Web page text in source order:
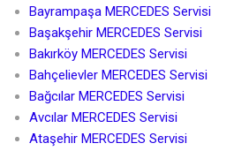
Bayrampaşa MERCEDES Servisi
Başakşehir MERCEDES Servisi
Bakırköy MERCEDES Servisi
Bahçelievler MERCEDES Servisi
Bağcılar MERCEDES Servisi
Avcılar MERCEDES Servisi
Ataşehir MERCEDES Servisi